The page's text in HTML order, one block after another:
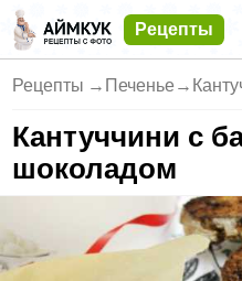
Рецепты
Рецепты → Печенье →
Кантуччини с
шоколадом